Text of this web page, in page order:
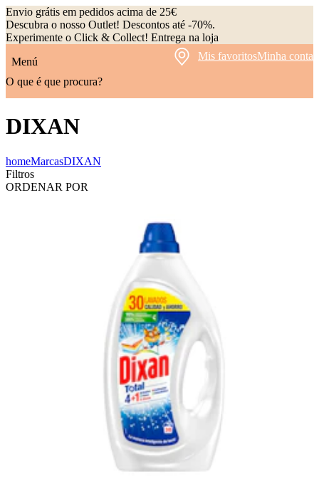
Envio grátis em pedidos acima de 25€
Descubra o nosso Outlet! Descontos até -70%.
Experimente o Click & Collect! Entrega na loja
Menú
Mis favoritosMinha conta
O que é que procura?
DIXAN
homeMarcasDIXAN
Filtros
ORDENAR POR